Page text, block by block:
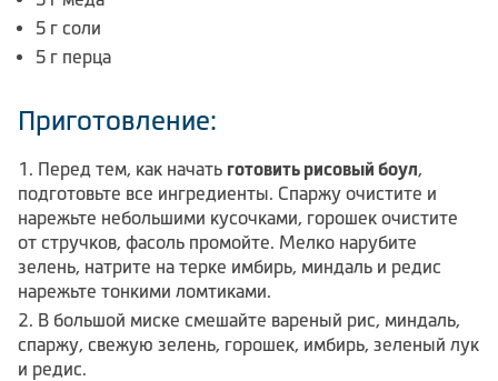
5 г соли
5 г перца
Приготовление:
Перед тем, как начать готовить рисовый боул,
подготовьте все ингредиенты. Спаржу очистите и
нарежьте небольшими кусочками, горошек очистите
от стручков, фасоль промойте. Мелко нарубите
зелень, натрите на терке имбирь, миндаль и редис
нарежьте тонкими ломтиками.
В большой миске смешайте вареный рис, миндаль,
спаржу, свежую зелень, горошек, имбирь, зеленый лук
и редис.